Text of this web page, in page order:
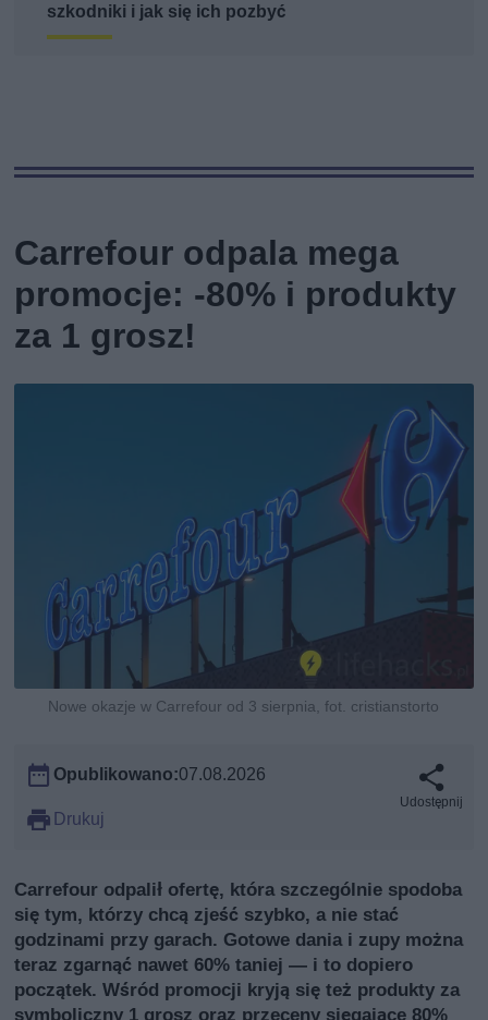
szkodniki i jak się ich pozbyć
Carrefour odpala mega
promocje: -80% i produkty
za 1 grosz!
Nowe okazje w Carrefour od 3 sierpnia, fot. cristianstorto
Opublikowano:07.08.2026
Drukuj
Udostępnij
Carrefour odpalił ofertę, która szczególnie spodoba
się tym, którzy chcą zjeść szybko, a nie stać
godzinami przy garach. Gotowe dania i zupy można
teraz zgarnąć nawet 60% taniej — i to dopiero
początek. Wśród promocji kryją się też produkty za
symboliczny 1 grosz oraz przeceny sięgające 80%